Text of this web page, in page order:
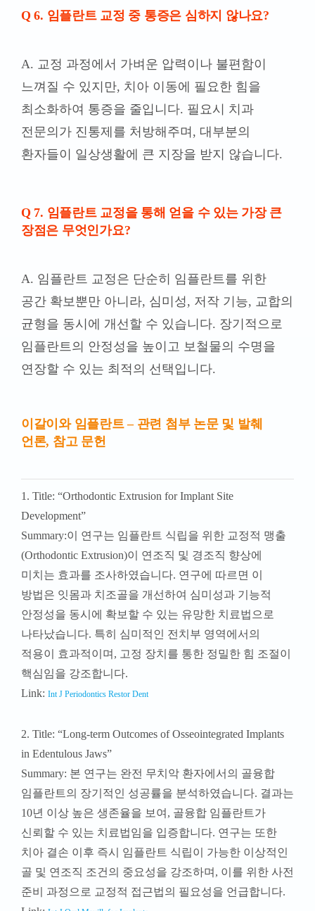
Q 6. 임플란트 교정 중 통증은 심하지 않나요?
A. 교정 과정에서 가벼운 압력이나 불편함이
느껴질 수 있지만, 치아 이동에 필요한 힘을
최소화하여 통증을 줄입니다. 필요시 치과
전문의가 진통제를 처방해주며, 대부분의
환자들이 일상생활에 큰 지장을 받지 않습니다.
Q 7. 임플란트 교정을 통해 얻을 수 있는 가장 큰
장점은 무엇인가요?
A. 임플란트 교정은 단순히 임플란트를 위한
공간 확보뿐만 아니라, 심미성, 저작 기능, 교합의
균형을 동시에 개선할 수 있습니다. 장기적으로
임플란트의 안정성을 높이고 보철물의 수명을
연장할 수 있는 최적의 선택입니다.
이갈이와 임플란트 – 관련 첨부 논문 및 발췌
언론, 참고 문헌
1. Title: “Orthodontic Extrusion for Implant Site
Development”
Summary:이 연구는 임플란트 식립을 위한 교정적 맹출
(Orthodontic Extrusion)이 연조직 및 경조직 향상에
미치는 효과를 조사하였습니다. 연구에 따르면 이
방법은 잇몸과 치조골을 개선하여 심미성과 기능적
안정성을 동시에 확보할 수 있는 유망한 치료법으로
나타났습니다. 특히 심미적인 전치부 영역에서의
적용이 효과적이며, 고정 장치를 통한 정밀한 힘 조절이
핵심임을 강조합니다.
Link: Int J Periodontics Restor Dent
2. Title: “Long-term Outcomes of Osseointegrated Implants
in Edentulous Jaws”
Summary: 본 연구는 완전 무치악 환자에서의 골융합
임플란트의 장기적인 성공률을 분석하였습니다. 결과는
10년 이상 높은 생존율을 보여, 골융합 임플란트가
신뢰할 수 있는 치료법임을 입증합니다. 연구는 또한
치아 결손 이후 즉시 임플란트 식립이 가능한 이상적인
골 및 연조직 조건의 중요성을 강조하며, 이를 위한 사전
준비 과정으로 교정적 접근법의 필요성을 언급합니다.